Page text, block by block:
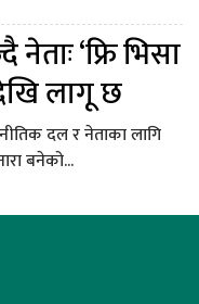
‘फ्रि भिसा
लागू छ
दल र नेताका लागि
बनेको...